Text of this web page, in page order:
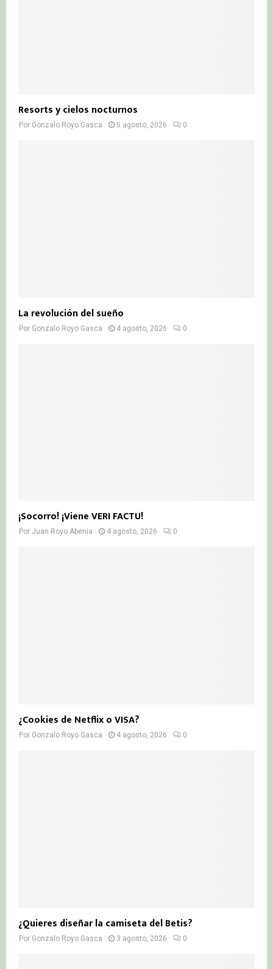
Resorts y cielos nocturnos
Por Gonzalo Royo Gasca 5 agosto, 2026 0
La revolución del sueño
Por Gonzalo Royo Gasca 4 agosto, 2026 0
¡Socorro! ¡Viene VERI FACTU!
Por Juan Royo Abenia 4 agosto, 2026 0
¿Cookies de Netflix o VISA?
Por Gonzalo Royo Gasca 4 agosto, 2026 0
¿Quieres diseñar la camiseta del Betis?
Por Gonzalo Royo Gasca 3 agosto, 2026 0